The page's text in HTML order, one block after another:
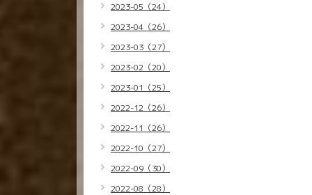
2023-05（24）
2023-04（26）
2023-03（27）
2023-02（20）
2023-01（25）
2022-12（26）
2022-11（26）
2022-10（27）
2022-09（30）
2022-08（28）